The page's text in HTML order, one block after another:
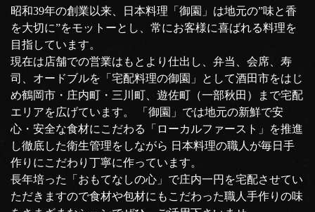
昭和39年の創業以来、日本料理「御園」は地元の”味と香
を大切に”をモットーとし、常にお客様に喜ばれる料理を
目指しています。
現在は店舗での営業はもとより仕出し、弁当、会席、寿
司、オードブルを「宅配料理の御園」として酒田市をはじ
め鶴岡市・庄内町・三川町、遊佐町（一部秋田）まで宅配
エリアを広げています。 「御園」では地元の新鮮で安
心・安全な食材にこだわる「ローカルファースト」を推進
し徹底した衛生管理をしながら 日本料理の職人が毎日手
作りにこだわり丁寧に作っています。
長年培った「おもてなしの心」で庄内一円を宅配させてい
ただきますので食材や包材にもこだわった職人手作りの味